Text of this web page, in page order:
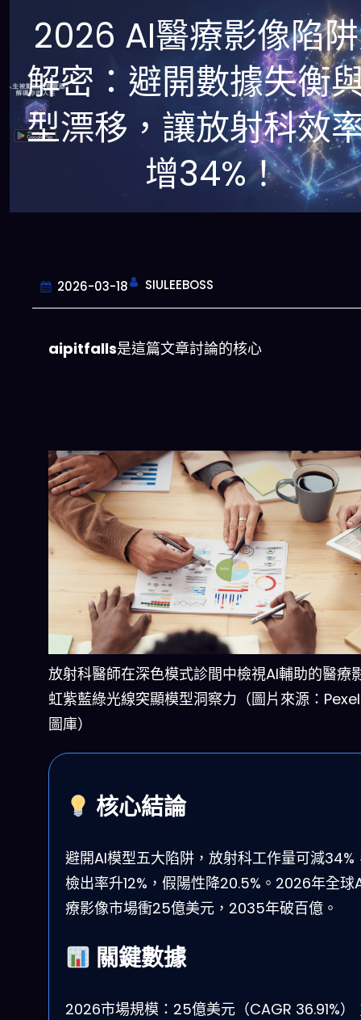
2026 AI醫療影像陷
解密：避開數據失衡
型漂移，讓放射科效
增34%！
2026-03-18 SIULEEBOSS
aipitfalls是這篇文章討論的核心
放射科醫師在深色模式診間中檢視AI輔助的醫療
虹紫藍綠光線突顯模型洞察力（圖片來源：
圖庫）
核心結論
避開AI模型五大陷阱，放射科工作量可減34%
檢出率升12%，假陽性降20.5%。2026年全球
療影像市場衝25億美元，2035年破百億。
關鍵數據
2026市場規模：25億美元（CAGR 36.91%）